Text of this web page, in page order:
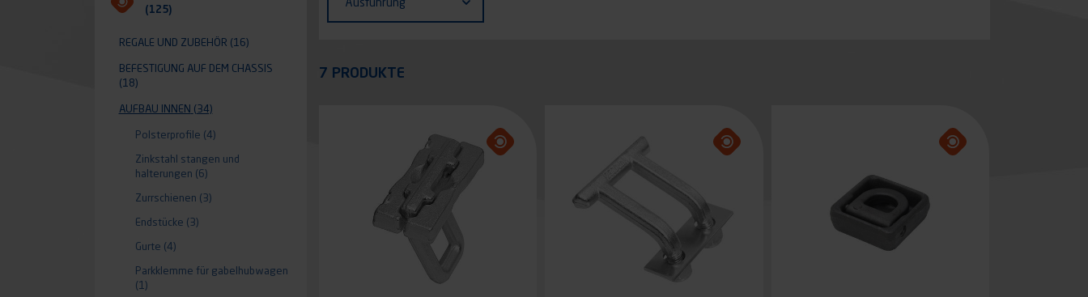
7 PRODUKTE
(125)
REGALE UND ZUBEHÖR (16)
BEFESTIGUNG AUF DEM CHASSIS
(18)
AUFBAU INNEN (34)
Polsterprofile (4)
Zinkstahl stangen und
halterungen (6)
Zurrschienen (3)
Endstücke (3)
Gurte (4)
Parkklemme für gabelhubwagen
(1)